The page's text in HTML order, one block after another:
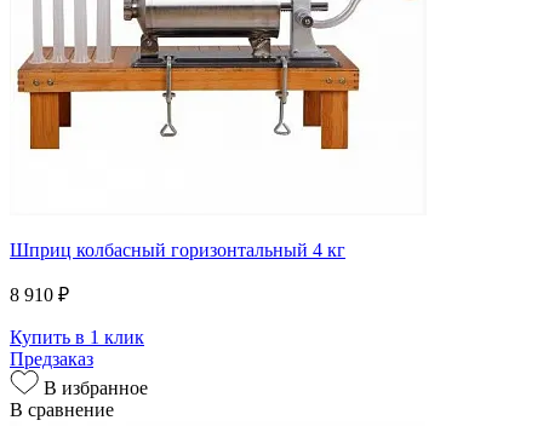
Шприц колбасный горизонтальный 4 кг
8 910 ₽
Купить в 1 клик
Предзаказ
В избранное
В сравнение